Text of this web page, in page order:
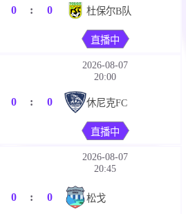
0 : 0 杜保尔B队
直播中
2026-08-07
20:00
0 : 0 休尼克FC
直播中
2026-08-07
20:45
0 : 0 松戈